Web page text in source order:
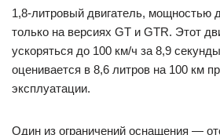
1,8-литровый двигатель, мощностью
только на версиях GT и GTR. Этот
ускоряться до 100 км/ч за 8,9
оценивается в 8,6 литров на 100 км
эксплуатации.
Один из ограничений оснащения —